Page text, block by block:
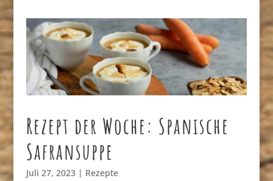
Rezept der Woche: Spanische
Safransuppe
Juli 27, 2023| Rezepte